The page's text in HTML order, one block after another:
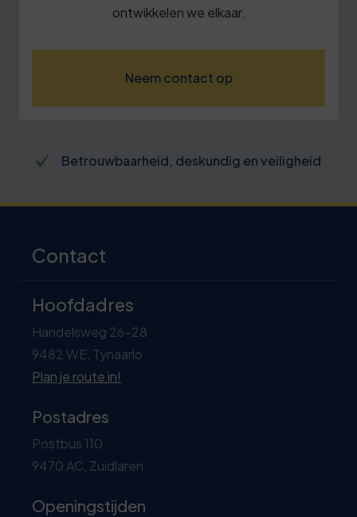
ontwikkelen we elkaar.
Neem contact op
Betrouwbaarheid, deskundig en veiligheid
Contact
Hoofdadres
Handelsweg 26-28
9482 WE, Tynaarlo
Plan je route in!
Postadres
Postbus 110
9470 AC, Zuidlaren
Openingstijden